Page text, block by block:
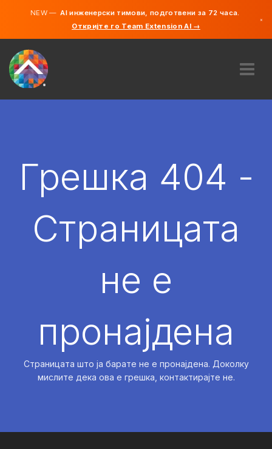
NEW —AI инженерски тимови, подготвени за 72 часа.
Откријте го Team Extension AI →
×
АНГАЖИРАЈ
Грешка 404 -
Страницата
не е
пронајдена
Страницата што ја барате не е пронајдена. Доколку
мислите дека ова е грешка, контактирајте не.